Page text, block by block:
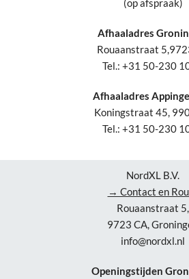
(op afspraak)
Afhaaladres
Rouaanstraat
Tel.: +31 50-230
Afhaaladres
Koningstraat 45,
Tel.: +31 50-230
NordXL B.V.
→ Contact en
Rouaanstraat 5,
9723 CA,
info@nordxl.nl
Openingstijden